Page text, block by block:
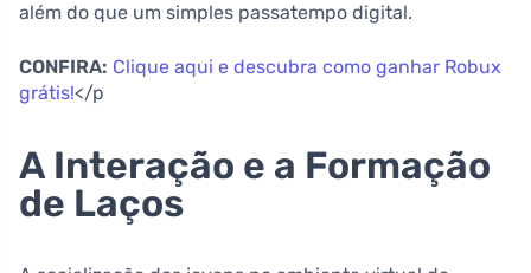
além do que um simples passatempo digital.
CONFIRA: Clique aqui e descubra como ganhar Robux
grátis!</p
A Interação e a Formação
de Laços